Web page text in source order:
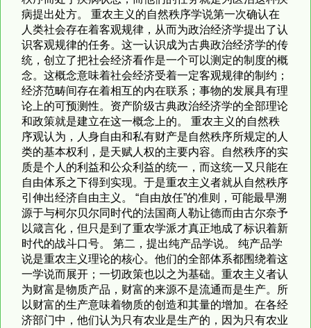
病提出处方。 重农主义的自然秩序学说第一次确认在
人类社会存在着客观规律，从而为政治经济学提出了认
识客观规律的任务。这一认识成为古典政治经济学的传
统，创立了把社会经济看作是一个可以测定的制度的概
念。这概念意味着社会经济受着一定客观规律的制约；
经济范畴间存在着相互的内在联系；事物的发展具有理
论上的可预测性。资产阶级古典政治经济学的全部理论
和政策就是建立在这一概念上的。 重农主义的自然秩
序观认为，人身自由和私有财产是自然秩序所规定的人
类的基本权利，是天赋人权的主要内容。自然秩序的实
质是个人的利益和公众利益的统一，而这统一又只能在
自由体系之下得到实现。于是重农主义者就从自然秩序
引伸出经济自由主义。 “自由放任”的准则，可能最早溯
源于与柯尔贝尔同时代的法国商人勒让德而由古尔奈予
以箴言化，但只是到了重农学派才真正地成了标识着新
时代的战斗口号。 第二，提出纯产品学说。 纯产品学
说是重农主义理论的核心。他们的全部体系都围绕着这
一学说而展开；一切政策也以之为基础。重农主义者认
为财富是物质产品，财富的来源不是流通而是生产。所
以财富的生产意味着物质的创造和其量的增加。在各经
济部门中，他们认为只有农业是生产的，因为只有农业